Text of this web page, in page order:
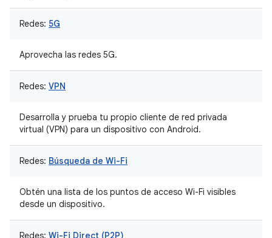
Redes: 5G
Aprovecha las redes 5G.
Redes: VPN
Desarrolla y prueba tu propio cliente de red privada
virtual (VPN) para un dispositivo con Android.
Redes: Búsqueda de Wi-Fi
Obtén una lista de los puntos de acceso Wi-Fi visibles
desde un dispositivo.
Redes: Wi-Fi Direct (P2P)